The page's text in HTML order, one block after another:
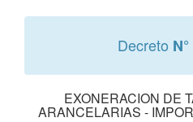
Decreto
EXONERACION DE
ARANCELARIAS -